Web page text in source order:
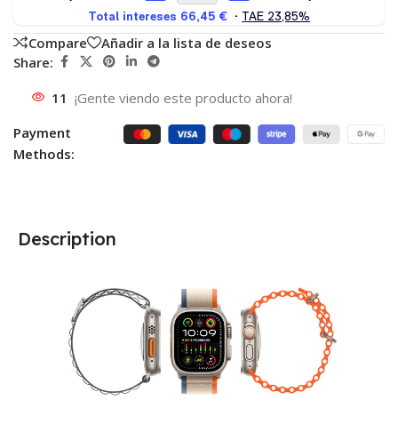
Compare
Añadir a la lista de deseos
Share:
11 ¡Gente viendo este producto ahora!
Payment
Methods:
Description